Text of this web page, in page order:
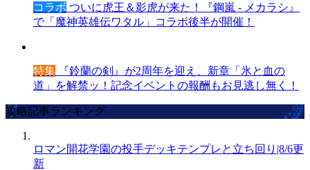
コラボ ついに虎王＆影虎が来た！『鋼嵐 - メカラシ』
で「魔神英雄伝ワタル」コラボ後半が開催！
特集 『鈴蘭の剣』が2周年を迎え、新章「氷と血の
道」を解禁ッ！記念イベントの報酬もお見逃し無く！
攻略記事ランキング
ロマン開花学園の投手デッキテンプレと立ち回り|8/6更
新